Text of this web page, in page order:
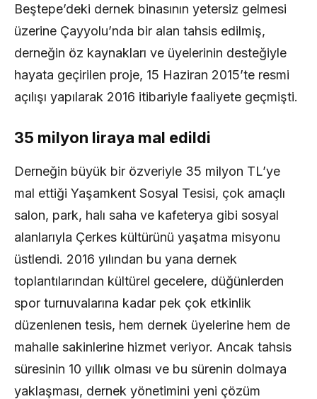
Beştepe’deki dernek binasının yetersiz gelmesi
üzerine Çayyolu’nda bir alan tahsis edilmiş,
derneğin öz kaynakları ve üyelerinin desteğiyle
hayata geçirilen proje, 15 Haziran 2015’te resmi
açılışı yapılarak 2016 itibariyle faaliyete geçmişti.
35 milyon liraya mal edildi
Derneğin büyük bir özveriyle 35 milyon TL’ye
mal ettiği Yaşamkent Sosyal Tesisi, çok amaçlı
salon, park, halı saha ve kafeterya gibi sosyal
alanlarıyla Çerkes kültürünü yaşatma misyonu
üstlendi. 2016 yılından bu yana dernek
toplantılarından kültürel gecelere, düğünlerden
spor turnuvalarına kadar pek çok etkinlik
düzenlenen tesis, hem dernek üyelerine hem de
mahalle sakinlerine hizmet veriyor. Ancak tahsis
süresinin 10 yıllık olması ve bu sürenin dolmaya
yaklaşması, dernek yönetimini yeni çözüm